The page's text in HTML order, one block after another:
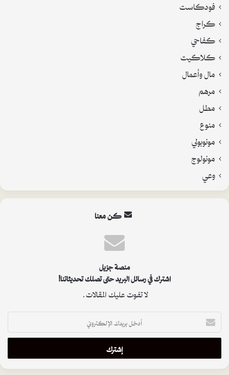
فودكاست
كراج
كفاحي
كلاكيت
مال وأعمال
مرهم
مطل
منوع
مونوبولي
مونولوج
وعي
كن معنا
منصة جزيل
اشترك في رسائل البريد حتى تصلك تحديثاتنا!
لا تفوت عليك المقالات.
أدخل
بريدك
الإلكتروني